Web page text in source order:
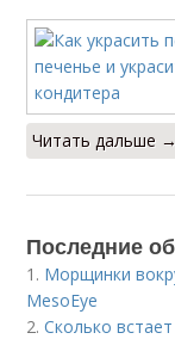
Читать дальше →
Последние
1. Морщинки
MesoEye
2.Сколько